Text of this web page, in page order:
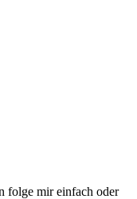
folge mir einfach oder